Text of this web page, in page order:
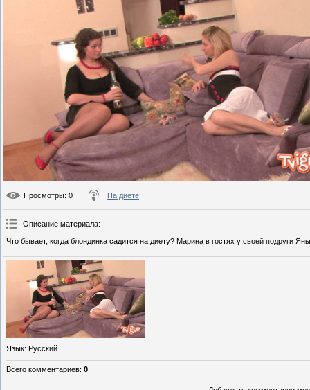
Просмотры: 0 На диете
Описание материала:
Что бывает, когда блондинка садится на диету? Марина в гостях у своей подруги
Язык: Русский
Всего комментариев: 0